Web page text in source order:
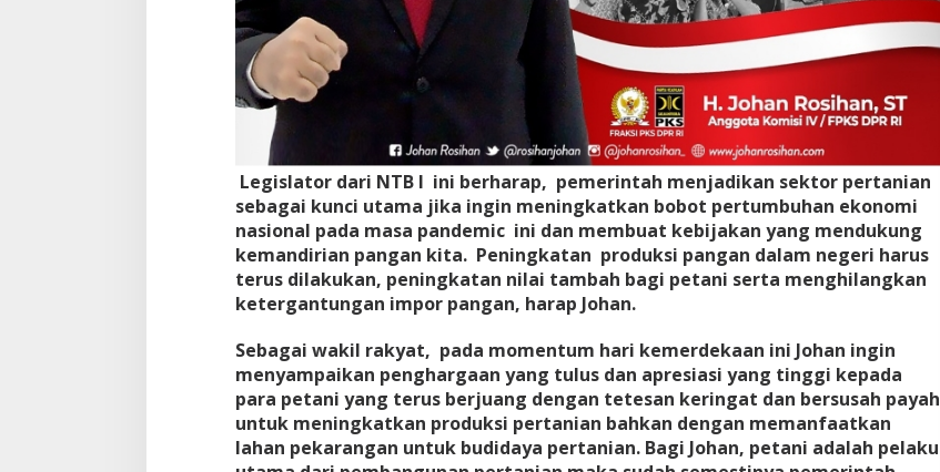
Legislator dari NTB I ini berharap, pemerintah menjadikan sektor pertanian
sebagai kunci utama jika ingin meningkatkan bobot pertumbuhan ekonomi
nasional pada masa pandemic ini dan membuat kebijakan yang mendukung
kemandirian pangan kita. Peningkatan produksi pangan dalam negeri harus
terus dilakukan, peningkatan nilai tambah bagi petani serta menghilangkan
ketergantungan impor pangan, harap Johan.
Sebagai wakil rakyat, pada momentum hari kemerdekaan ini Johan ingin
menyampaikan penghargaan yang tulus dan apresiasi yang tinggi kepada
para petani yang terus berjuang dengan tetesan keringat dan bersusah payah
untuk meningkatkan produksi pertanian bahkan dengan memanfaatkan
lahan pekarangan untuk budidaya pertanian. Bagi Johan, petani adalah pelaku